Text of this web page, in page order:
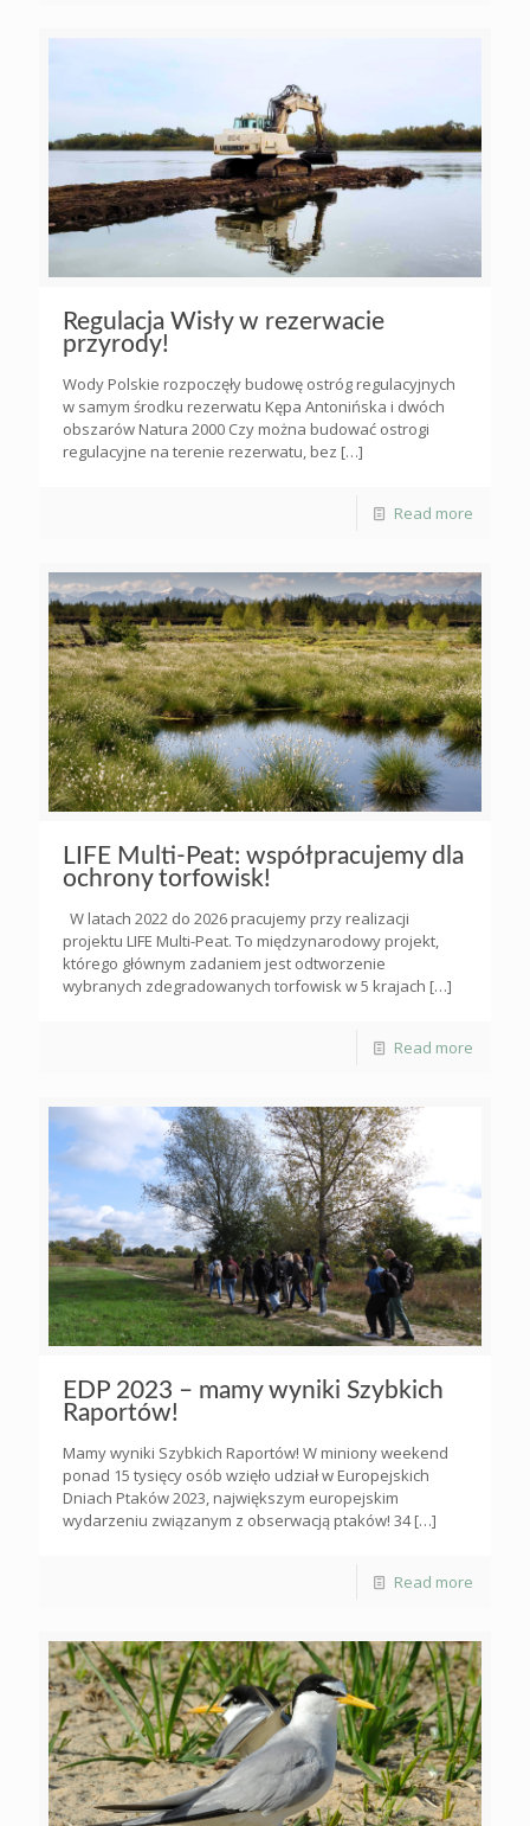
Regulacja Wisły w rezerwacie
przyrody!
Wody Polskie rozpoczęły budowę ostróg regulacyjnych
w samym środku rezerwatu Kępa Antonińska i dwóch
obszarów Natura 2000 Czy można budować ostrogi
regulacyjne na terenie rezerwatu, bez […]
Read more
LIFE Multi-Peat: współpracujemy dla
ochrony torfowisk!
W latach 2022 do 2026 pracujemy przy realizacji
projektu LIFE Multi-Peat. To międzynarodowy projekt,
którego głównym zadaniem jest odtworzenie
wybranych zdegradowanych torfowisk w 5 krajach […]
Read more
EDP 2023 – mamy wyniki Szybkich
Raportów!
Mamy wyniki Szybkich Raportów! W miniony weekend
ponad 15 tysięcy osób wzięło udział w Europejskich
Dniach Ptaków 2023, największym europejskim
wydarzeniu związanym z obserwacją ptaków! 34[…]
Read more